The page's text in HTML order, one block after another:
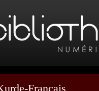
Français